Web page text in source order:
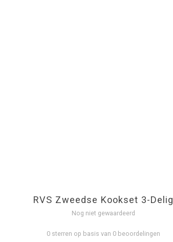
RVS Zweedse Kookset 3-Delig
Nog niet gewaardeerd
0 sterren op basis van 0 beoordelingen